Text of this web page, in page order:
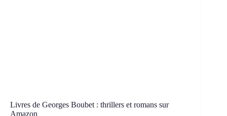
Livres de Georges Boubet : thrillers et romans sur
Amazon